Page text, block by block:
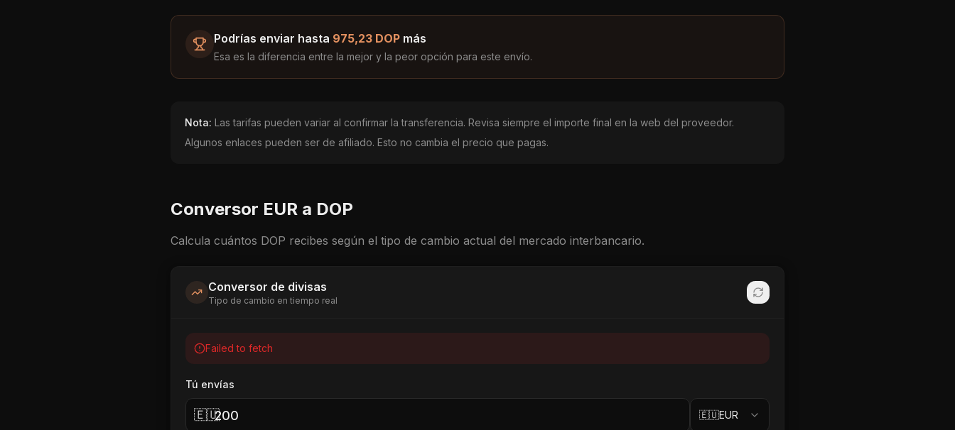
Podrías enviar hasta 975,23 DOP más
Esa es la diferencia entre la mejor y la peor opción para este envío.
Nota: Las tarifas pueden variar al confirmar la transferencia. Revisa siempre el importe final en la web del proveedor.
Algunos enlaces pueden ser de afiliado. Esto no cambia el precio que pagas.
Conversor EUR a DOP
Calcula cuántos DOP recibes según el tipo de cambio actual del mercado interbancario.
Conversor de divisas
Tipo de cambio en tiempo real
Failed to fetch
Tú envías
🇪🇺 🇪🇺EUR